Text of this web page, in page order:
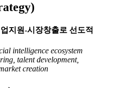
지원-시장창출로 선도적
intelligence ecosystem
talent development,
creation